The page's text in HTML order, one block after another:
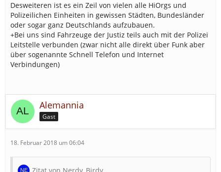
Desweiteren ist es ein Zeil von vielen alle HiOrgs und
Polizeilichen Einheiten in gewissen Städten, Bundesländer
oder sogar ganz Deutschlands aufzubauen.
+Bei uns sind Fahrzeuge der Justiz teils auch mit der Polizei
Leitstelle verbunden (zwar nicht alle direkt über Funk aber
über sogenannte Schnell Telefon und Internet
Verbindungen)
Alemannia
Gast
18. Februar 2018 um 06:04